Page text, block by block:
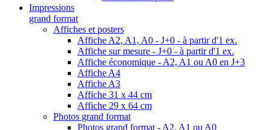
Impressions
grand format
Affiches et posters
Affiche A2, A1, A0 - J+0 - à partir d'1 ex.
Affiche sur mesure - J+0 - à partir d'1 ex.
Affiche économique - A2, A1 ou A0 en J+3
Affiche A4
Affiche A3
Affiche 31 x 44 cm
Affiche 29 x 64 cm
Photos grand format
Photos grand format - A2, A1 ou A0